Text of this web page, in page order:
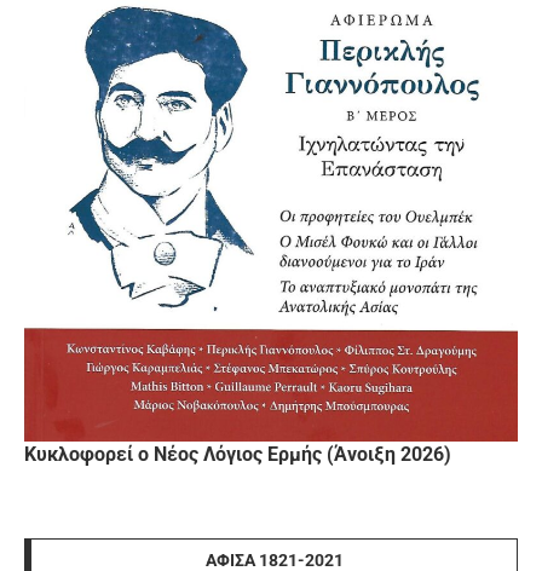
Κυκλοφορεί ο Νέος Λόγιος Ερμής (Άνοιξη 2026)
ΑΦΊΣΑ 1821-2021